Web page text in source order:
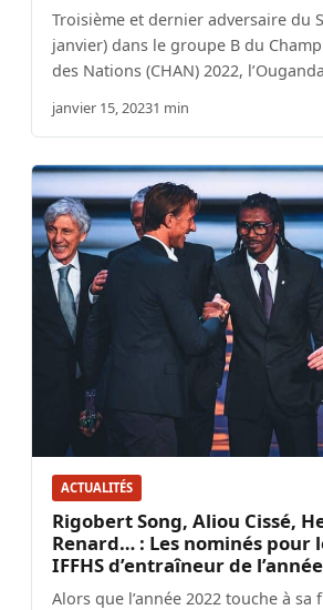
Troisième et dernier adversaire du
janvier) dans le groupe B du
des Nations (CHAN) 2022,
janvier 15, 20231 min
ACTUALITÉS
Rigobert Song, Aliou Cissé,
Renard… : Les nominés pour
IFFHS d’entraîneur de l’année
Alors que l’année 2022 touche à sa